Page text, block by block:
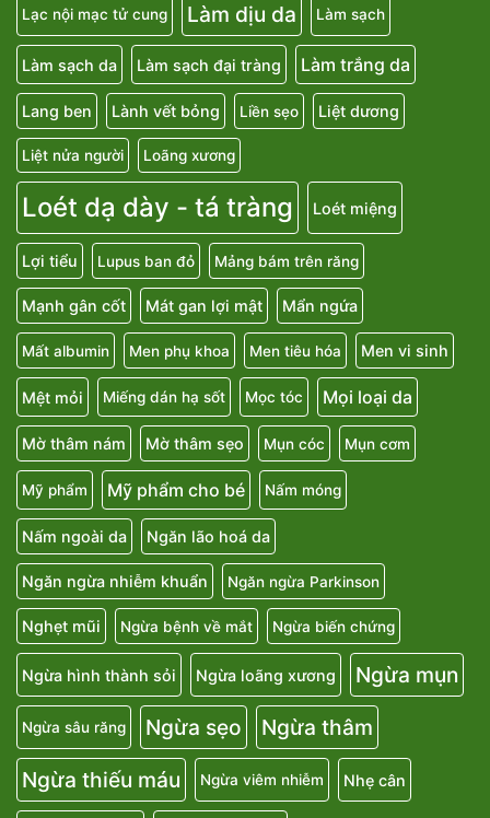
Lạc nội mạc tử cung Làm dịu da Làm sạch
Làm sạch da Làm sạch đại tràng Làm trắng da
Lang ben Lành vết bỏng Liền sẹo Liệt dương
Liệt nửa người Loãng xương
Loét dạ dày - tá tràng Loét miệng
Lợi tiểu Lupus ban đỏ Mảng bám trên răng
Mạnh gân cốt Mát gan lợi mật Mẩn ngứa
Mất albumin Men phụ khoa Men tiêu hóa Men vi sinh
Mệt mỏi Miếng dán hạ sốt Mọc tóc Mọi loại da
Mờ thâm nám Mờ thâm sẹo Mụn cóc Mụn cơm
Mỹ phẩm Mỹ phẩm cho bé Nấm móng
Nấm ngoài da Ngăn lão hoá da
Ngăn ngừa nhiễm khuẩn Ngăn ngừa Parkinson
Nghẹt mũi Ngừa bệnh về mắt Ngừa biến chứng
Ngừa hình thành sỏi Ngừa loãng xương Ngừa mụn
Ngừa sâu răng Ngừa sẹo
Ngừa thâm
Ngừa thiếu máu
Ngừa viêm nhiễm Nhẹ cân